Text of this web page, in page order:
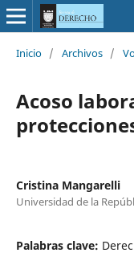
Inicio / Archivos /
Acoso
Cristina Mangarelli
Universidad de la
Palabras clave: